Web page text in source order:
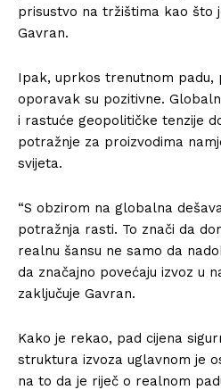
prisustvo na tržištima kao što
Gavran.
Ipak, uprkos trenutnom padu,
oporavak su pozitivne.
i rastuće geopolitičke tenzije
potražnje za proizvodima
svijeta.
“S obzirom na globalna
potražnja rasti. To znači da
realnu šansu ne samo da
da značajno povećaju izvoz u
zaključuje Gavran.
Kako je rekao, pad cijena
struktura izvoza uglavnom je
na to da je riječ o realnom